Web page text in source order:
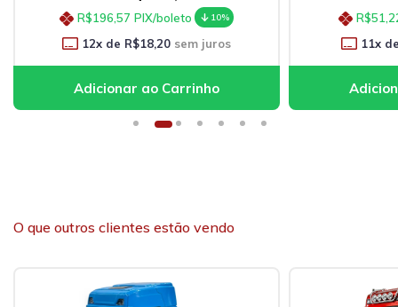
R$51,22 PIX/boleto
11x de R$5,17
O que outros clientes estão vendo